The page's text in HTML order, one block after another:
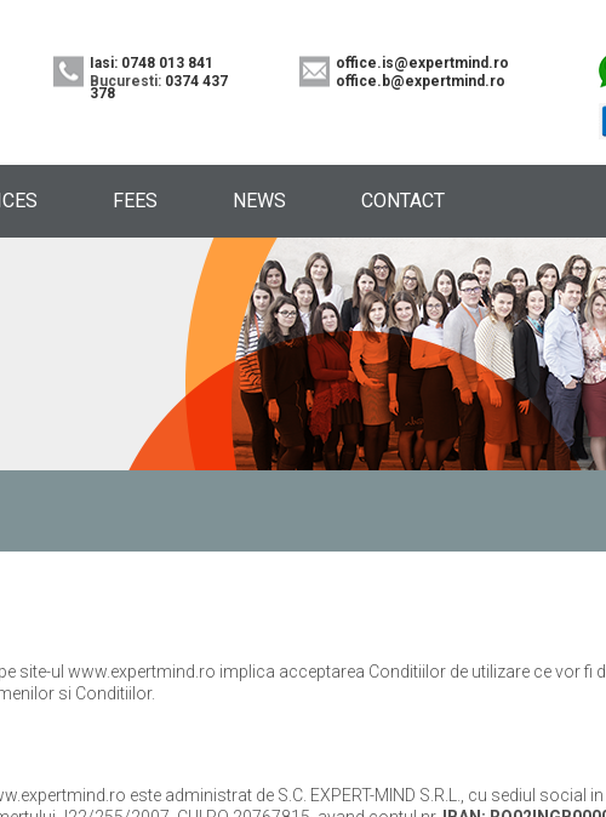
Iasi: 0748 013 841
Bucuresti: 0374 437
378
office.is@expertmind.ro
office.b@expertmind.ro
FEES NEWS CONTACT
site-ul www.expertmind.ro implica acceptarea Conditiilor de utilizare ce vor fi
si Conditiilor.
este administrat de S.C. EXPERT-MIND S.R.L., cu sediul social